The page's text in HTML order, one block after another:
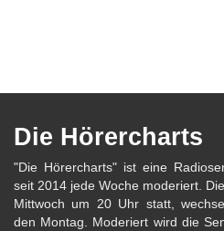
Die Hörercharts
"Die Hörercharts" ist eine
seit 2014 jede Woche moderiert.
Mittwoch um 20 Uhr statt,
den Montag. Moderiert wird die